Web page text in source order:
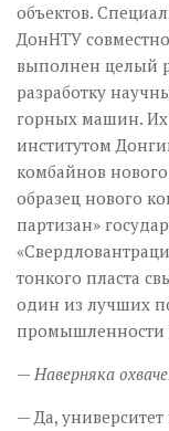
объектов.
ДонНТУ
выполнен целый
разработку
горных машин. Их
институтом
комбайнов
образец нового
партизан»
тонкого пласта
один из лучших
промышленности
— Наверняка
— Да,